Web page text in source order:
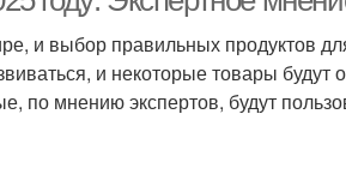
и выбор правильных продуктов
и некоторые товары будут
по мнению экспертов, будут